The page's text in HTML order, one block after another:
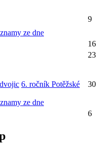
ze dne
9
16
23
6. ročník Potěžské
ze dne
30
6